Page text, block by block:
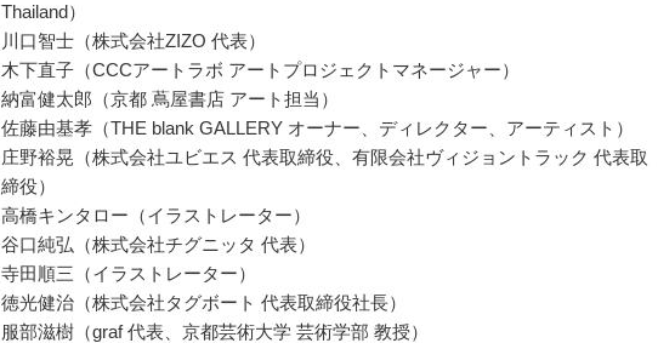
Thailand）
川口智士（株式会社ZIZO 代表）
木下直子（CCCアートラボ アートプロジェクトマネージャー）
納富健太郎（京都 蔦屋書店 アート担当）
佐藤由基孝（THE blank GALLERY オーナー、ディレクター、アーティスト）
庄野裕晃（株式会社ユビエス 代表取締役、有限会社ヴィジョントラック 代表取
締役）
高橋キンタロー（イラストレーター）
谷口純弘（株式会社チグニッタ 代表）
寺田順三（イラストレーター）
徳光健治（株式会社タグボート 代表取締役社長）
服部滋樹（graf 代表、京都芸術大学 芸術学部 教授）